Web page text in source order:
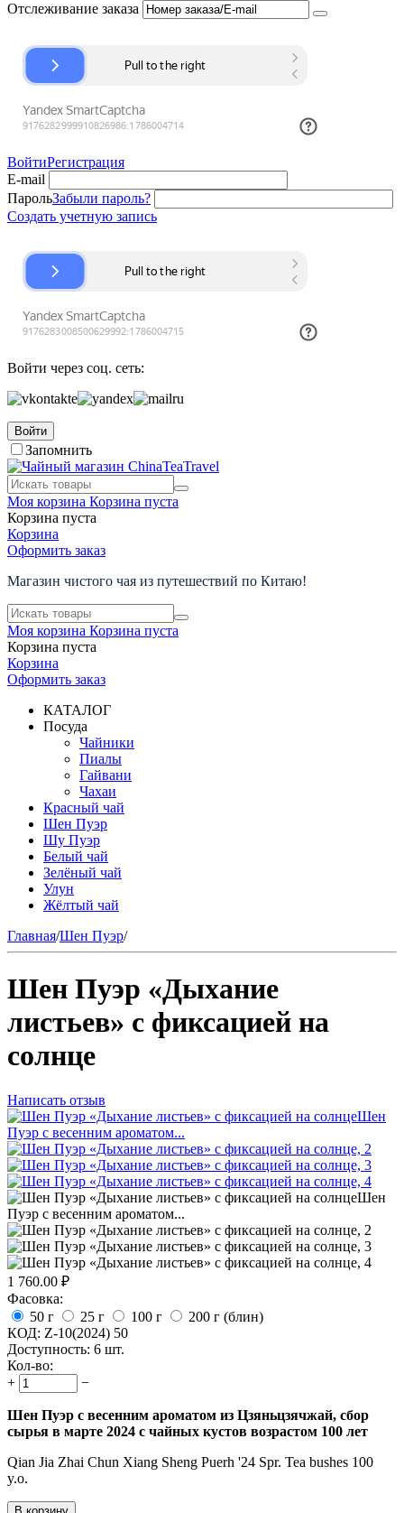
Отслеживание заказа
ВойтиРегистрация
E-mail
ПарольЗабыли пароль?
Создать учетную запись
Войти через соц. сеть:
Войти
Запомнить
Моя корзина Корзина пуста
Корзина пуста
Корзина
Оформить заказ
Магазин чистого чая из путешествий по Китаю!
Моя корзина Корзина пуста
Корзина пуста
Корзина
Оформить заказ
КАТАЛОГ
Посуда
Чайники
Пиалы
Гайвани
Чахаи
Красный чай
Шен Пуэр
Шу Пуэр
Белый чай
Зелёный чай
Улун
Жёлтый чай
Главная/Шен Пуэр/
Шен Пуэр «Дыхание
листьев» с фиксацией на
солнце
Написать отзыв
1 760.00 ₽
Фасовка:
50 г
25 г 100 г
200 г (блин)
КОД: Z-10(2024) 50
Доступность: 6 шт.
Кол-во:
+
−
Шен Пуэр с весенним ароматом из Цзяньцзячжай, сбор
сырья в марте 2024 с чайных кустов возрастом 100 лет
Qian Jia Zhai Chun Xiang Sheng Puerh '24 Spr. Tea bushes 100
y.o.